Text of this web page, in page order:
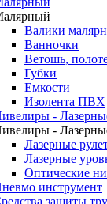
Валики
Ванночки
Ветошь,
Губки
Емкости
Изолента ПВХ
-
-
Лазерные
Лазерные
Оптические
инструмент
защиты